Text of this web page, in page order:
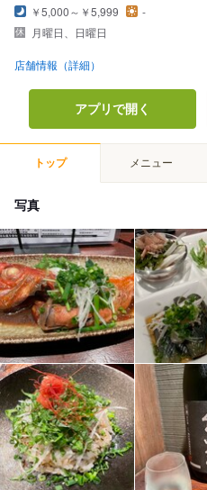
￥5,000～￥5,999
-
月曜日、日曜日
店舗情報（詳細）
アプリで開く
トップ メニュー
写真